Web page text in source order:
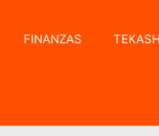
FINANZAS